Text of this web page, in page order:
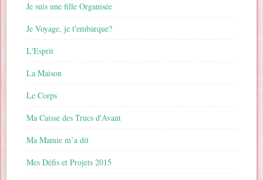
Je suis une fille Organisée
Je Voyage, je t'embarque?
L'Esprit
La Maison
Le Corps
Ma Caisse des Trucs d'Avant
Ma Mamie m’a dit
Mes Défis et Projets 2015